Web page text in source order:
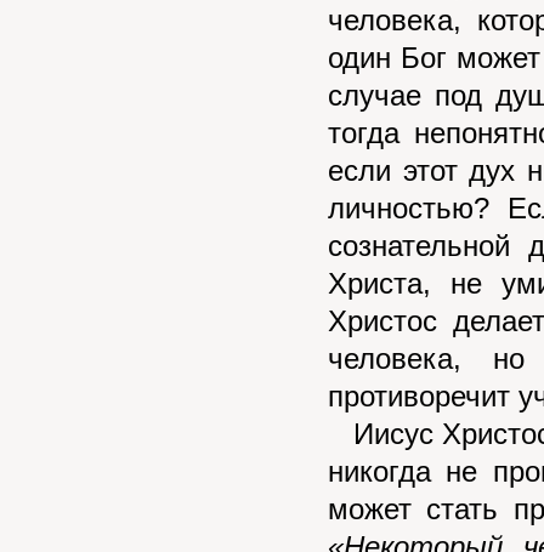
человека,
один Бог
случае под
тогда
если этот дух
личностью?
сознательной
Христа, не
Христос
человека,
противоречит
Иисус
никогда не
может стать